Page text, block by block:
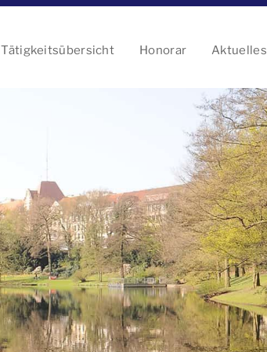
Tätigkeitsübersicht Honorar Aktuelles